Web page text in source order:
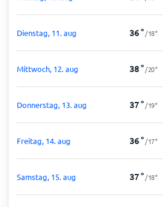
Dienstag, 11. aug 36° /18°
Mittwoch, 12. aug 38° /20°
Donnerstag, 13. aug 37° /19°
Freitag, 14. aug 36° /17°
Samstag, 15. aug 37° /18°